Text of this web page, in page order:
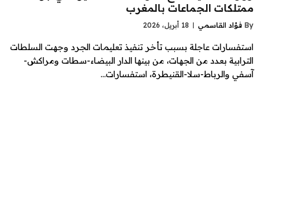
ممتلكات الجماعات بالمغرب
By فؤاد القاسمي 18 أبريل، 2026
استفسارات عاجلة بسبب تأخر تنفيذ تعليمات الجرد وجهت السلطات
الترابية بعدد من الجهات، من بينها الدار البيضاء-سطات ومراكش-
آسفي والرباط-سلا-القنيطرة، استفسارات…